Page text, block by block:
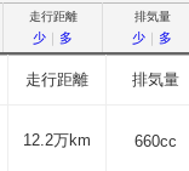
走行距離
少 ｜ 多
排気量
少 ｜ 多
走行距離 排気量
12.2万km 660cc